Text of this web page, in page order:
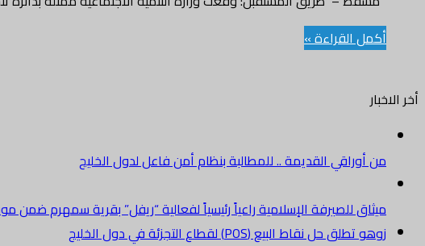
أكمل القراءة »
أخر الاخبار
من أوراقي القديمة .. للمطالبة بنظام أمن فاعل لدول الخليج
ميثاق للصيرفة الإسلامية راعياً رئيسياً لفعالية “ريفل” بقرية سمهرم ضمن
زوهو تطلق حل نقاط البيع (POS) لقطاع التجزئة في دول الخليج